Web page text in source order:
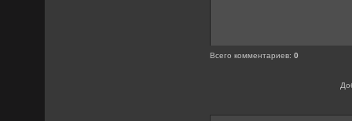
Всего комментариев:0